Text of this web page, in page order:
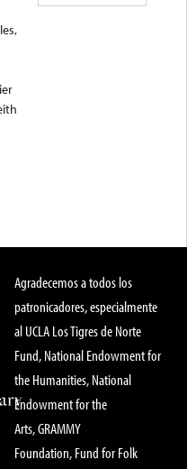
Agradecemos a todos los
patronicadores, especialmente
al UCLA Los Tigres de Norte
Fund, National Endowment for
the Humanities, National
Endowment for the
Arts, GRAMMY
Foundation, Fund for Folk